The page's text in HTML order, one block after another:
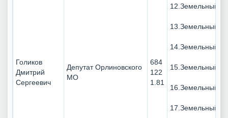
Голиков
Дмитрий
Сергеевич
Депутат Орлиновского
МО
684
122
1.81